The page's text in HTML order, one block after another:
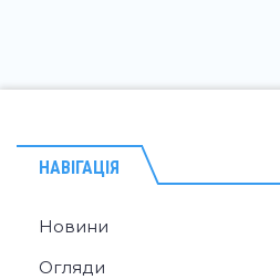
НАВІГАЦІЯ
Новини
Огляди